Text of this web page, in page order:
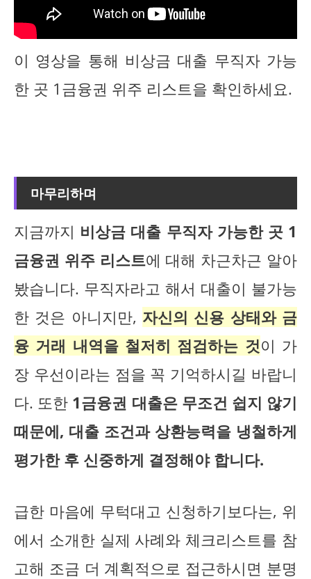
이 영상을 통해 비상금 대출 무직자 가능
한 곳 1금융권 위주 리스트을 확인하세요.
마무리하며
지금까지 비상금 대출 무직자 가능한 곳 1
금융권 위주 리스트에 대해 차근차근 알아
봤습니다. 무직자라고 해서 대출이 불가능
한 것은 아니지만, 자신의 신용 상태와 금
융 거래 내역을 철저히 점검하는 것이 가
장 우선이라는 점을 꼭 기억하시길 바랍니
다. 또한 1금융권 대출은 무조건 쉽지 않기
때문에, 대출 조건과 상환능력을 냉철하게
평가한 후 신중하게 결정해야 합니다.
급한 마음에 무턱대고 신청하기보다는, 위
에서 소개한 실제 사례와 체크리스트를 참
고해 조금 더 계획적으로 접근하시면 분명